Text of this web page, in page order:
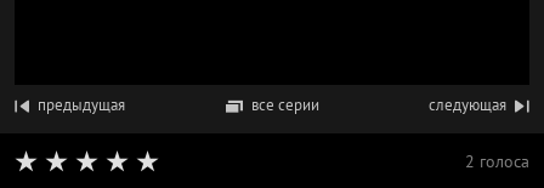
предыдущая все серии следующая
2 голоса